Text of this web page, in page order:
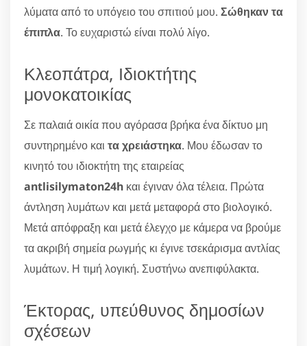
λύματα από το υπόγειο του σπιτιού μου. Σώθηκαν τα
έπιπλα. Το ευχαριστώ είναι πολύ λίγο.
Κλεοπάτρα, Ιδιοκτήτης
μονοκατοικίας
Σε παλαιά οικία που αγόρασα βρήκα ένα δίκτυο μη
συντηρημένο και τα χρειάστηκα. Μου έδωσαν το
κινητό του ιδιοκτήτη της εταιρείας
antlisilymaton24h και έγιναν όλα τέλεια. Πρώτα
άντληση λυμάτων και μετά μεταφορά στο βιολογικό.
Μετά απόφραξη και μετά έλεγχο με κάμερα να βρούμε
τα ακριβή σημεία ρωγμής κι έγινε τσεκάρισμα αντλίας
λυμάτων. Η τιμή λογική. Συστήνω ανεπιφύλακτα.
Έκτορας, υπεύθυνος δημοσίων
σχέσεων